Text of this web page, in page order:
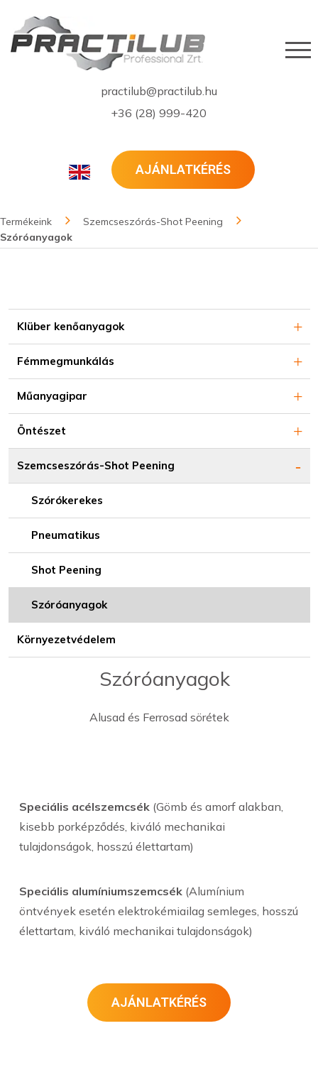
practilub@practilub.hu
+36 (28) 999-420
AJÁNLATKÉRÉS
Termékeink
Szemcseszórás-Shot Peening
Szóróanyagok
Klüber kenőanyagok
Fémmegmunkálás
Műanyagipar
Öntészet
Szemcseszórás-Shot Peening
Szórókerekes
Pneumatikus
Shot Peening
Szóróanyagok
Környezetvédelem
Szóróanyagok
Alusad és Ferrosad sörétek
Speciális acélszemcsék(Gömb és amorf alakban,
kisebb porképződés, kiváló mechanikai
tulajdonságok, hosszú élettartam)
Speciális alumíniumszemcsék(Alumínium
öntvények esetén elektrokémiailag semleges, hosszú
élettartam, kiváló mechanikai tulajdonságok)
AJÁNLATKÉRÉS